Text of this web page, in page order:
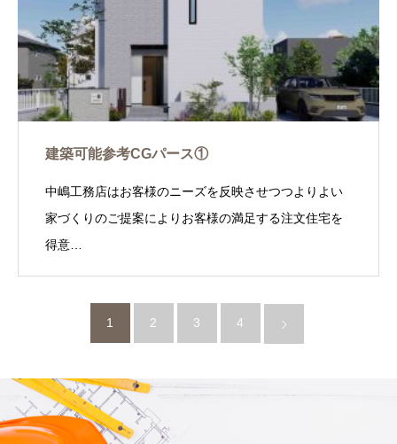
建築可能参考CGパース①
中嶋工務店はお客様のニーズを反映させつつよりよい
家づくりのご提案によりお客様の満足する注文住宅を
得意…
1 2 3 4